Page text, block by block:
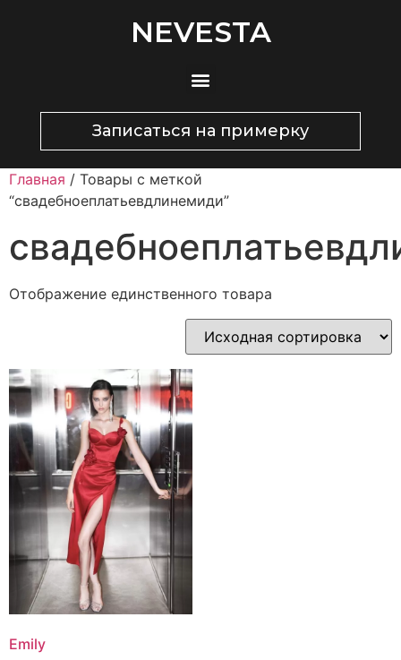
NEVESTA
Записаться на примерку
Главная / Товары с меткой
“свадебноеплатьевдлинемиди”
Отображение единственного товара
Emily